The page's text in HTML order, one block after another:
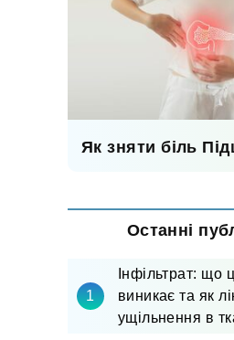
Як зняти біль
Останні
Інфільтрат: що
виникає та як
ущільнення в